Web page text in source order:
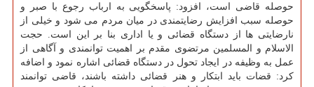
حوصله قاضی است، افزود: پاسخگویی به ارباب رجوع با صبر و
حوصله سبب افزایش رضایتمندی در میان مردم می شود و خیلی از
نارضایتی ها از دستگاه قضائی و یا اداری بنا بر این است. حجت
الاسلام و المسلمین مرتضوی مقدم بر اهمیت توانمندی و آگاهی از
عمل به وظیفه در ایجاد تحول در دستگاه قضائی اشاره نمود و اضافه
کرد: قضات باید ابتکار و هنر قضائی داشته باشند، قاضی توانمند